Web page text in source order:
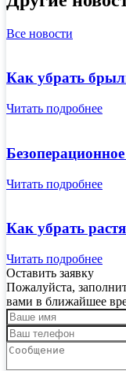
Все новости
Как убрать
Читать подробнее
Читать подробнее
Как убрать
Читать подробнее
Оставить заявку
Пожалуйста,
вами в ближайшее